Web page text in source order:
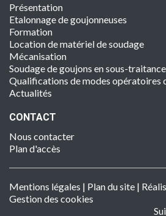
Présentation
Etalonnage de goujonneuses
Formation
Location de matériel de soudage
Mécanisation
Soudage de goujons en sous-traitance
Qualifications de modes opératoires
Actualités
CONTACT
Nous contacter
Plan d'accès
Mentions légales | Plan du site |
Gestion des cookies